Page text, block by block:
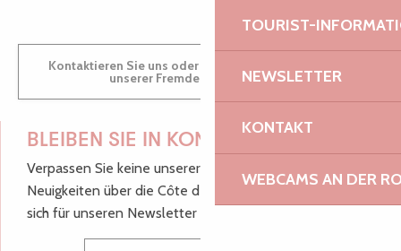
TOURIST-
NEWSLETTER
KONTAKT
WEBCAMS AN DER
Kontaktieren Sie uns oder besuchen Sie uns in einem
unserer Fremdenverkehrsbüros.
BLEIBEN SIE IN KONTAKT!
Verpassen Sie keine unserer guten Tipps und
Neuigkeiten über die Côte de Granit Rose, melden Sie
sich für unseren Newsletter an.